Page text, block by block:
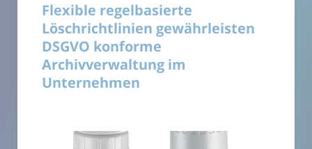
Flexible regelbasierte
Löschrichtlinien gewährleisten
DSGVO konforme
Archivverwaltung im
Unternehmen